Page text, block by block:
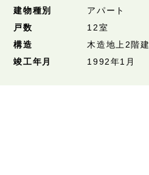
建物種別
アパート
戸数
12室
構造
木造地上2階建
竣工年月
1992年1月